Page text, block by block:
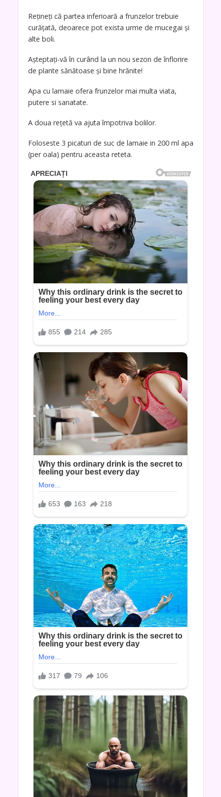
Rețineți că partea inferioară a frunzelor trebuie
curățată, deoarece pot exista urme de mucegai și
alte boli.
Așteptați-vă în curând la un nou sezon de înflorire
de plante sănătoase și bine hrănite!
Apa cu lamaie ofera frunzelor mai multa viata,
putere si sanatate.
A doua rețetă va ajuta împotriva bolilor.
Foloseste 3 picaturi de suc de lamaie in 200 ml apa
(per oala) pentru aceasta reteta.